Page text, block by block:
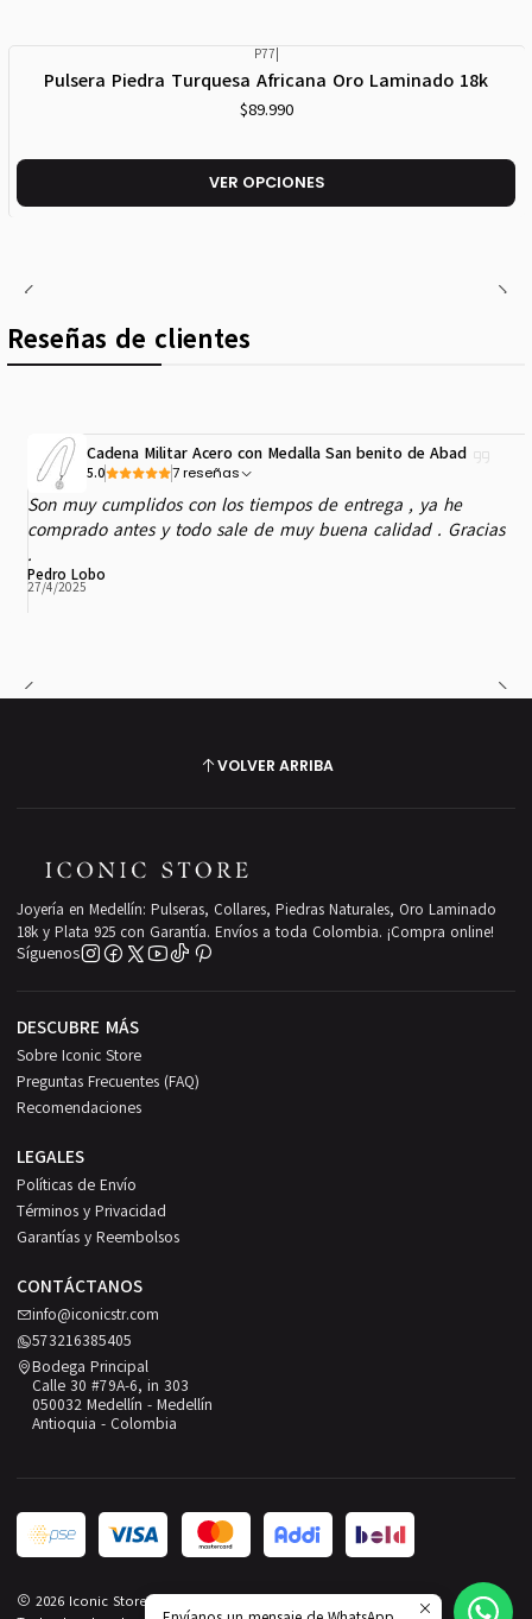
P77
Pulsera Piedra Turquesa Africana Oro Laminado 18k
$89.990
VER OPCIONES
Reseñas de clientes
Cadena Militar Acero con Medalla San benito de Abad
5.0 7 reseñas
Son muy cumplidos con los tiempos de entrega , ya he
comprado antes y todo sale de muy buena calidad . Gracias
.
Pedro Lobo
27/4/2025
VOLVER ARRIBA
Joyería en Medellín: Pulseras, Collares, Piedras Naturales, Oro Laminado
18k y Plata 925 con Garantía. Envíos a toda Colombia. ¡Compra online!
Síguenos
DESCUBRE MÁS
Sobre Iconic Store
Preguntas Frecuentes (FAQ)
Recomendaciones
LEGALES
Políticas de Envío
Términos y Privacidad
Garantías y Reembolsos
CONTÁCTANOS
info@iconicstr.com
573216385405
Bodega Principal
Calle 30 #79A-6, in 303
050032 Medellín - Medellín
Antioquia - Colombia
2026 Iconic Store.